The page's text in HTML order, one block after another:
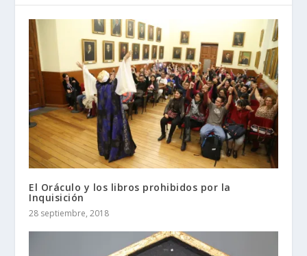
El Oráculo y los libros prohibidos por la
Inquisición
28 septiembre, 2018